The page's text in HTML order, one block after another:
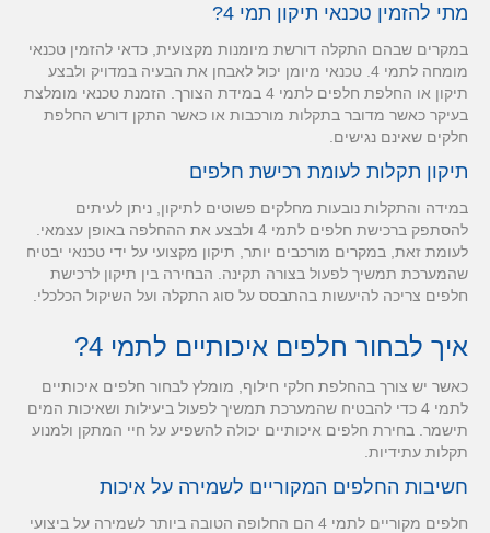
מתי להזמין טכנאי תיקון תמי 4?
במקרים שבהם התקלה דורשת מיומנות מקצועית, כדאי להזמין טכנאי
מומחה לתמי 4. טכנאי מיומן יכול לאבחן את הבעיה במדויק ולבצע
תיקון או החלפת חלפים לתמי 4 במידת הצורך. הזמנת טכנאי מומלצת
בעיקר כאשר מדובר בתקלות מורכבות או כאשר התקן דורש החלפת
חלקים שאינם נגישים.
תיקון תקלות לעומת רכישת חלפים
במידה והתקלות נובעות מחלקים פשוטים לתיקון, ניתן לעיתים
להסתפק ברכישת חלפים לתמי 4 ולבצע את ההחלפה באופן עצמאי.
לעומת זאת, במקרים מורכבים יותר, תיקון מקצועי על ידי טכנאי יבטיח
שהמערכת תמשיך לפעול בצורה תקינה. הבחירה בין תיקון לרכישת
חלפים צריכה להיעשות בהתבסס על סוג התקלה ועל השיקול הכלכלי.
איך לבחור חלפים איכותיים לתמי 4?
כאשר יש צורך בהחלפת חלקי חילוף, מומלץ לבחור חלפים איכותיים
לתמי 4 כדי להבטיח שהמערכת תמשיך לפעול ביעילות ושאיכות המים
תישמר. בחירת חלפים איכותיים יכולה להשפיע על חיי המתקן ולמנוע
תקלות עתידיות.
חשיבות החלפים המקוריים לשמירה על איכות
חלפים מקוריים לתמי 4 הם החלופה הטובה ביותר לשמירה על ביצועי